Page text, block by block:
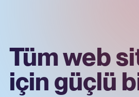
Tüm web
için güçlü